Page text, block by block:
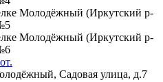
Садовая улица, д.7